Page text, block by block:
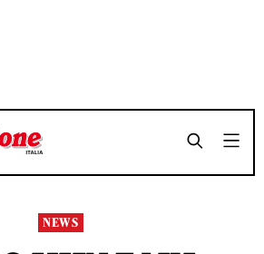
MINUTI SHARE
MINUTI SHARE
NEWS